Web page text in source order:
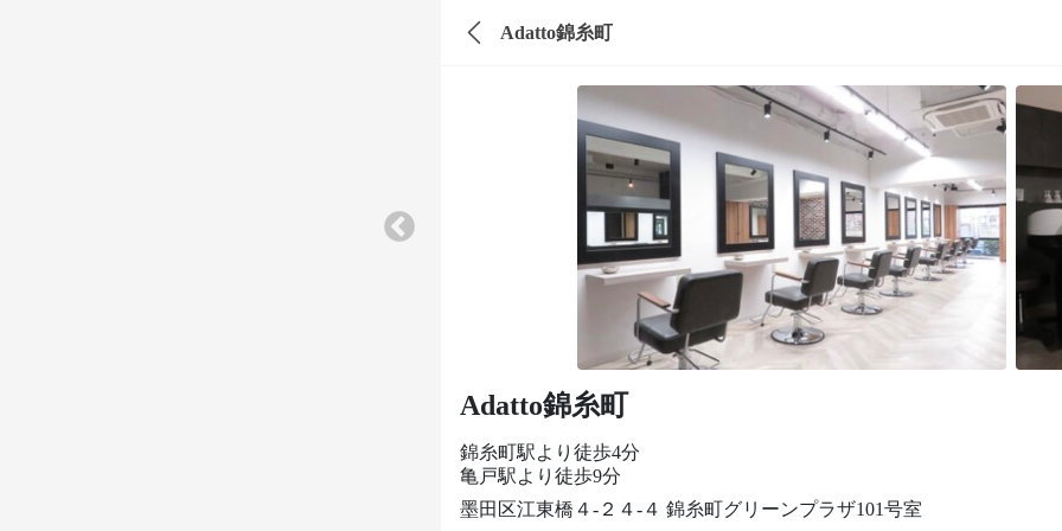
Adatto錦糸町
Adatto錦糸町
錦糸町駅より徒歩4分
亀戸駅より徒歩9分
墨田区江東橋４-２４-４ 錦糸町グリーンプラザ101号室